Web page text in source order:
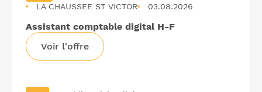
LA CHAUSSEE ST VICTOR
03.08.2026
Assistant comptable digital H-F
Voir l'offre